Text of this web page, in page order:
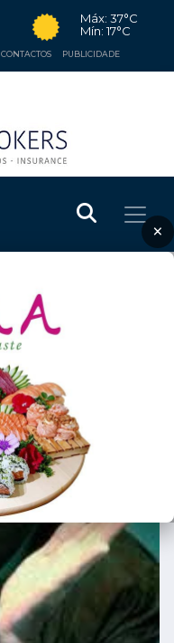
Máx: 37°C
Mín: 17°C
CONTACTOS PUBLICIDADE
×